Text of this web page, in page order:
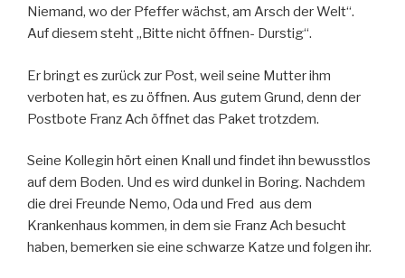
Niemand, wo der Pfeffer wächst, am Arsch der Welt“.
Auf diesem steht „Bitte nicht öffnen- Durstig“.
Er bringt es zurück zur Post, weil seine Mutter ihm
verboten hat, es zu öffnen. Aus gutem Grund, denn der
Postbote Franz Ach öffnet das Paket trotzdem.
Seine Kollegin hört einen Knall und findet ihn bewusstlos
auf dem Boden. Und es wird dunkel in Boring. Nachdem
die drei Freunde Nemo, Oda und Fred aus dem
Krankenhaus kommen, in dem sie Franz Ach besucht
haben, bemerken sie eine schwarze Katze und folgen ihr.